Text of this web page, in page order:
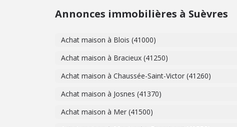
Annonces immobilières à Suèvres
Achat maison à Blois (41000)
Achat maison à Bracieux (41250)
Achat maison à Chaussée-Saint-Victor (41260)
Achat maison à Josnes (41370)
Achat maison à Mer (41500)